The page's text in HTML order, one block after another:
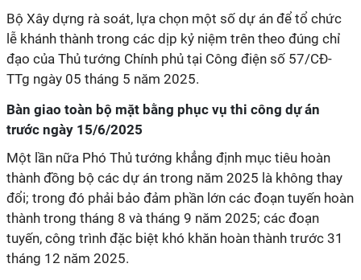
Bộ Xây dựng rà soát, lựa chọn một số dự án để tổ chức
lễ khánh thành trong các dịp kỷ niệm trên theo đúng chỉ
đạo của Thủ tướng Chính phủ tại Công điện số 57/CĐ-
TTg ngày 05 tháng 5 năm 2025.
Bàn giao toàn bộ mặt bằng phục vụ thi công dự án
trước ngày 15/6/2025
Một lần nữa Phó Thủ tướng khẳng định mục tiêu hoàn
thành đồng bộ các dự án trong năm 2025 là không thay
đổi; trong đó phải bảo đảm phần lớn các đoạn tuyến hoàn
thành trong tháng 8 và tháng 9 năm 2025; các đoạn
tuyến, công trình đặc biệt khó khăn hoàn thành trước 31
tháng 12 năm 2025.